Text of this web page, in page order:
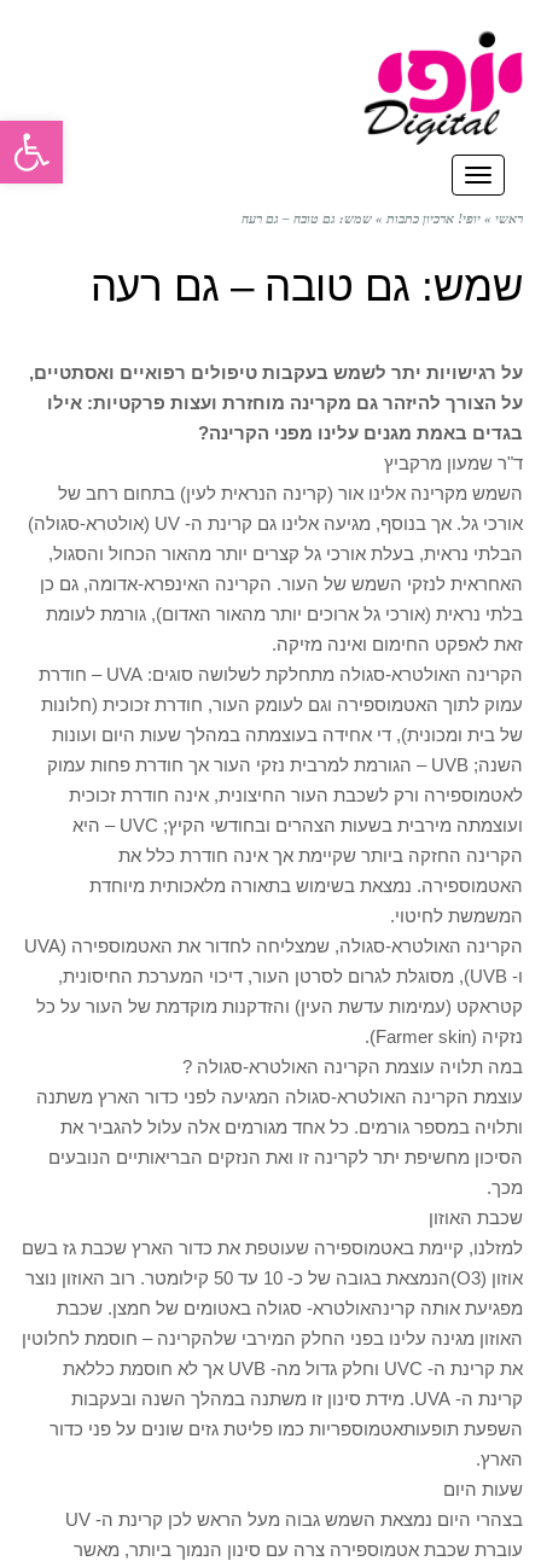
תפריט
ראשי » יופי! ארכיון כתבות » שמש: גם טובה – גם רעה
שמש: גם טובה – גם רעה
על רגישויות יתר לשמש בעקבות טיפולים רפואיים ואסתטיים,
על הצורך להיזהר גם מקרינה מוחזרת ועצות פרקטיות: אילו
בגדים באמת מגנים עלינו מפני הקרינה?
ד"ר שמעון מרקביץ
השמש מקרינה אלינו אור (קרינה הנראית לעין) בתחום רחב של
אורכי גל. אך בנוסף, מגיעה אלינו גם קרינת ה- UV (אולטרא-סגולה)
הבלתי נראית, בעלת אורכי גל קצרים יותר מהאור הכחול והסגול,
האחראית לנזקי השמש של העור. הקרינה האינפרא-אדומה, גם כן
בלתי נראית (אורכי גל ארוכים יותר מהאור האדום), גורמת לעומת
זאת לאפקט החימום ואינה מזיקה.
הקרינה האולטרא-סגולה מתחלקת לשלושה סוגים: UVA – חודרת
עמוק לתוך האטמוספירה וגם לעומק העור, חודרת זכוכית (חלונות
של בית ומכונית), די אחידה בעוצמתה במהלך שעות היום ועונות
השנה; UVB – הגורמת למרבית נזקי העור אך חודרת פחות עמוק
לאטמוספירה ורק לשכבת העור החיצונית, אינה חודרת זכוכית
ועוצמתה מירבית בשעות הצהרים ובחודשי הקיץ; UVC – היא
הקרינה החזקה ביותר שקיימת אך אינה חודרת כלל את
האטמוספירה. נמצאת בשימוש בתאורה מלאכותית מיוחדת
המשמשת לחיטוי.
הקרינה האולטרא-סגולה, שמצליחה לחדור את האטמוספירה (UVA
ו- UVB), מסוגלת לגרום לסרטן העור, דיכוי המערכת החיסונית,
קטראקט (עמימות עדשת העין) והזדקנות מוקדמת של העור על כל
נזקיה (Farmer skin).
במה תלויה עוצמת הקרינה האולטרא-סגולה ?
עוצמת הקרינה האולטרא-סגולה המגיעה לפני כדור הארץ משתנה
ותלויה במספר גורמים. כל אחד מגורמים אלה עלול להגביר את
הסיכון מחשיפת יתר לקרינה זו ואת הנזקים הבריאותיים הנובעים
מכך.
שכבת האוזון
למזלנו, קיימת באטמוספירה שעוטפת את כדור הארץ שכבת גז בשם
אוזון (O3)הנמצאת בגובה של כ- 10 עד 50 קילומטר. רוב האוזון נוצר
מפגיעת אותה קרינהאולטרא- סגולה באטומים של חמצן. שכבת
האוזון מגינה עלינו בפני החלק המירבי שלהקרינה – חוסמת לחלוטין
את קרינת ה- UVC וחלק גדול מה- UVB אך לא חוסמת כללאת
קרינת ה- UVA. מידת סינון זו משתנה במהלך השנה ובעקבות
השפעת תופעותאטמוספריות כמו פליטת גזים שונים על פני כדור
הארץ.
שעות היום
בצהרי היום נמצאת השמש גבוה מעל הראש לכן קרינת ה- UV
עוברת שכבת אטמוספירה צרה עם סינון הנמוך ביותר, מאשר
פתח